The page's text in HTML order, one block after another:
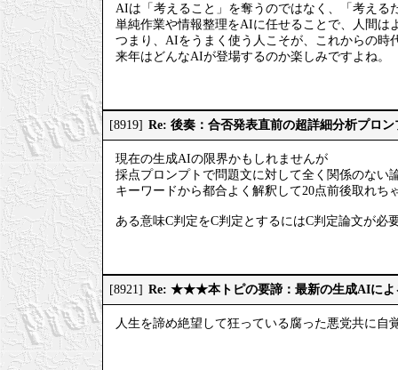
AIは「考えること」を奪うのではなく、「考える
単純作業や情報整理をAIに任せることで、人間は
つまり、AIをうまく使う人こそが、これからの時
来年はどんなAIが登場するのか楽しみですよね。
[8919] Re: 後奏：合否発表直前の超詳細分析プロ
現在の生成AIの限界かもしれませんが
採点プロンプトで問題文に対して全く関係のない
キーワードから都合よく解釈して20点前後取れち
ある意味C判定をC判定とするにはC判定論文が必
[8921] Re: ★★★本トピの要諦：最新の生成AIによ
人生を諦め絶望して狂っている腐った悪党共に自